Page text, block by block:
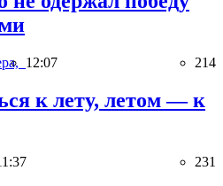
12:07 214
к лету, летом — к
231